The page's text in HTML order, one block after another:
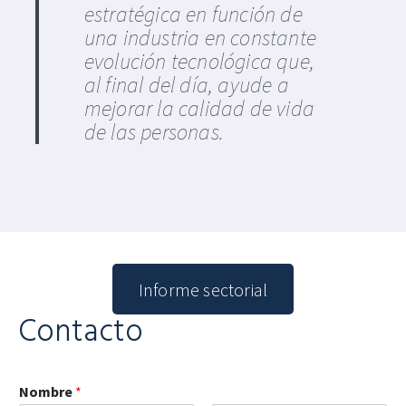
estratégica en función de
una industria en constante
evolución tecnológica que,
al final del día, ayude a
mejorar la calidad de vida
de las personas.
Informe sectorial
Contacto
Nombre *